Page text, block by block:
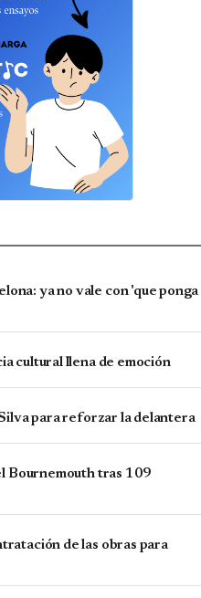
ya no vale con 'que ponga
cultural llena de emoción
para reforzar la delantera
Bournemouth tras 109
de las obras para